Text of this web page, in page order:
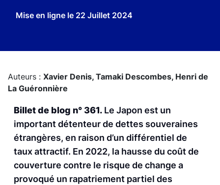
Mise en ligne le 22 Juillet 2024
Auteurs : Xavier Denis, Tamaki Descombes, Henri de
La Guéronnière
Billet de blog n° 361. Le Japon est un
important détenteur de dettes souveraines
étrangères, en raison d’un différentiel de
taux attractif. En 2022, la hausse du coût de
couverture contre le risque de change a
provoqué un rapatriement partiel des